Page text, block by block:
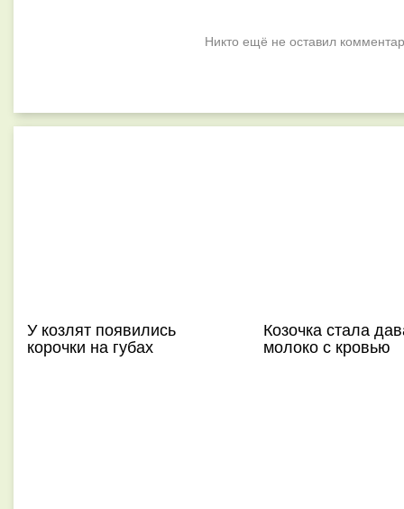
Никто ещё не оставил
У козлят появились
корочки на губах
Козочка стала
молоко с кровью